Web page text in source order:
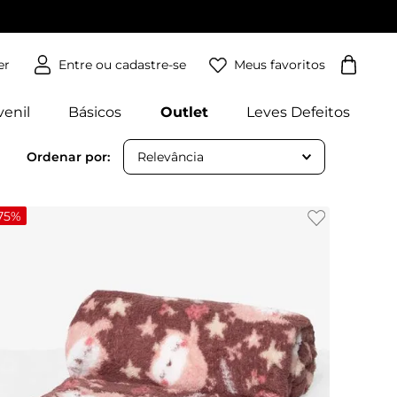
Meus favoritos
Básicos Outlet Leves Defeitos
Relevância